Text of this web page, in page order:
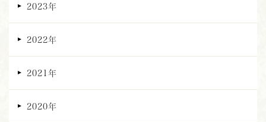
2023年
2022年
2021年
2020年